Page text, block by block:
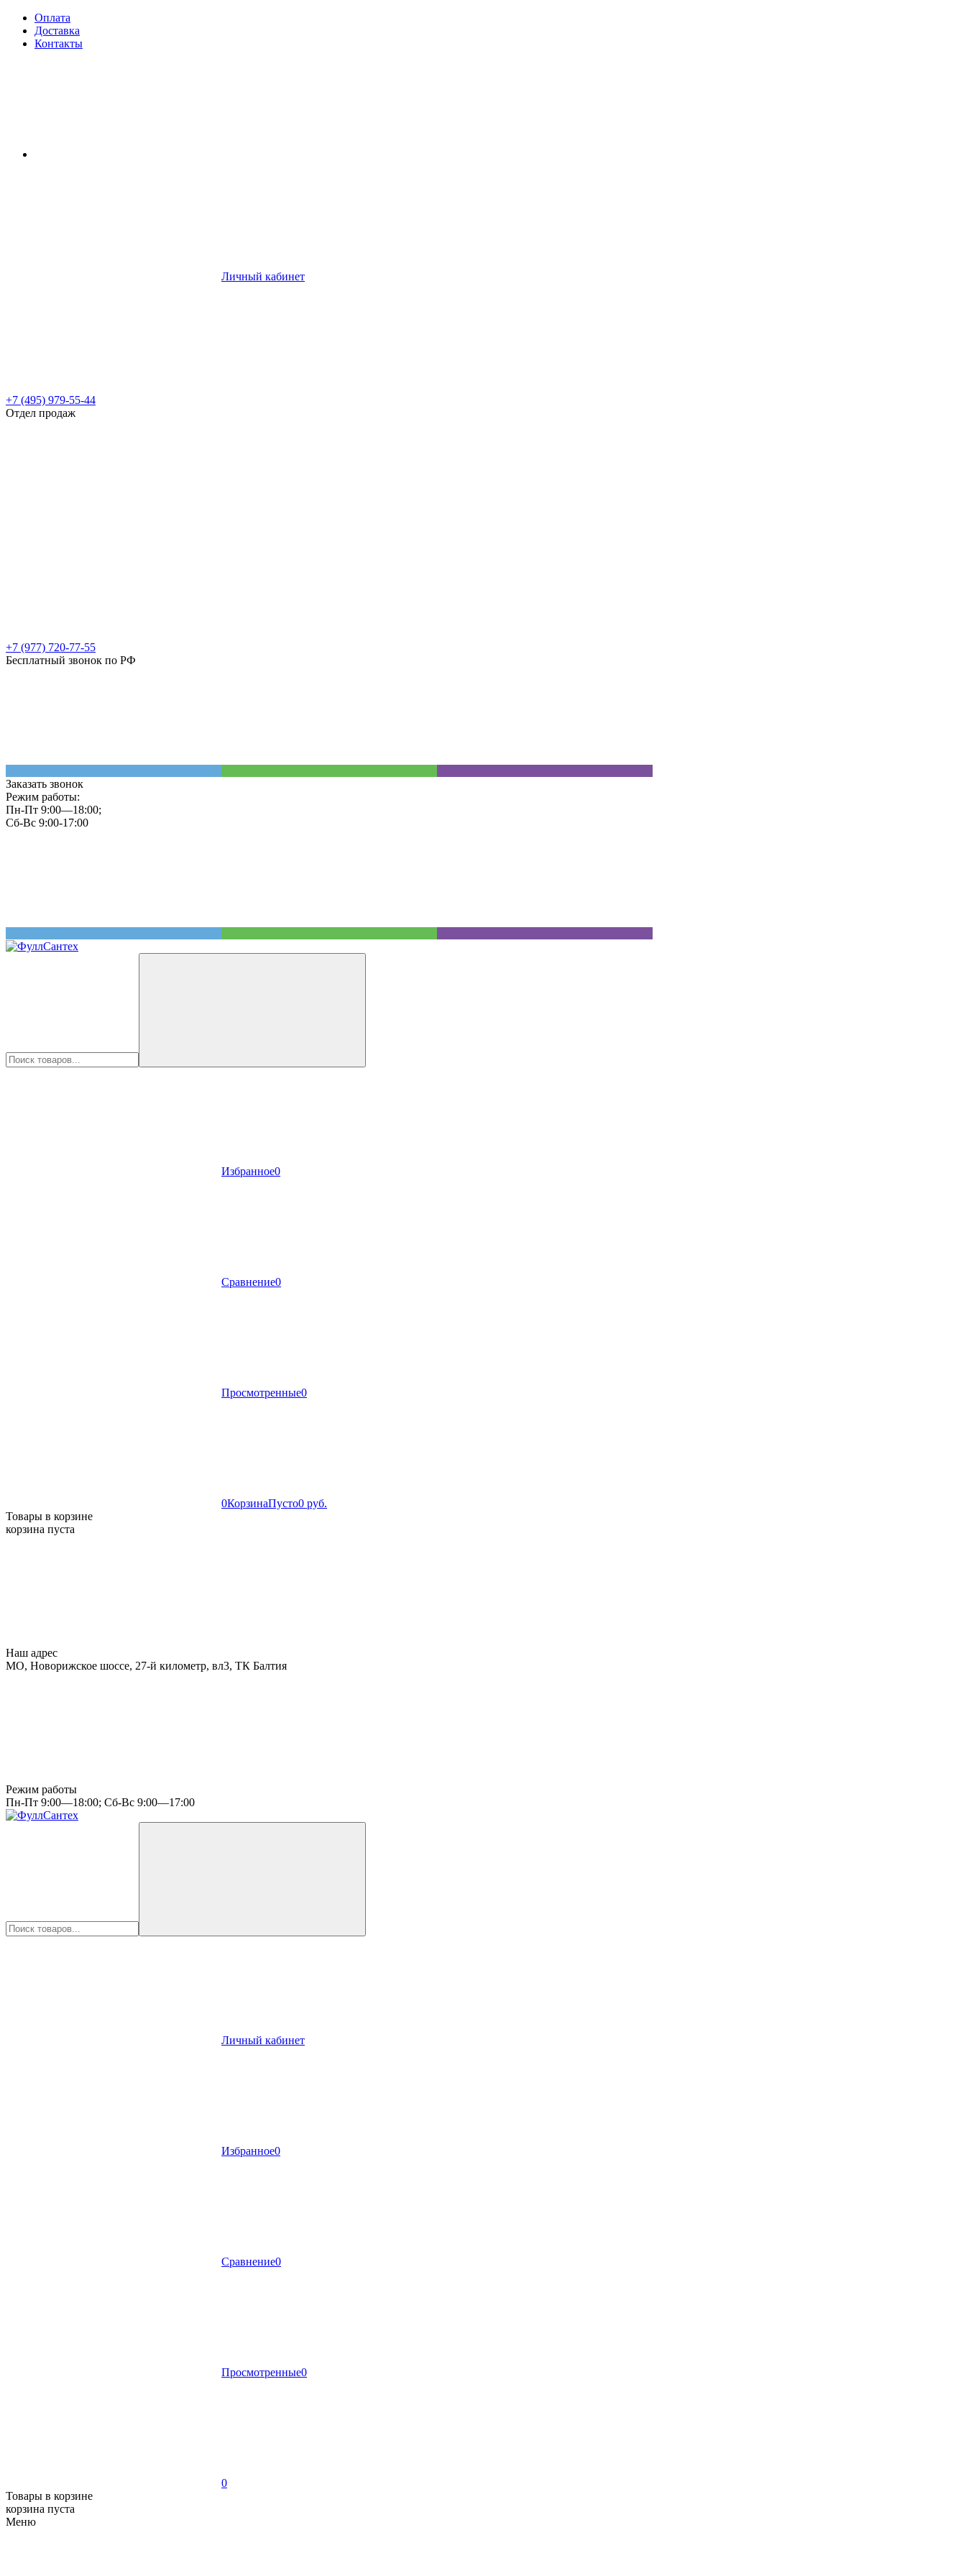
Оплата
Доставка
Контакты
Личный кабинет
+7 (495) 979-55-44
Отдел продаж
+7 (977) 720-77-55
Бесплатный звонок по РФ
Заказать звонок
Режим работы:
Пн-Пт 9:00—18:00;
Сб-Вс 9:00-17:00
Избранное0
Сравнение0
Просмотренные0
0КорзинаПусто0 руб.
Товары в корзине
корзина пуста
Наш адрес
МО, Новорижское шоссе, 27-й километр, вл3, ТК Балтия
Режим работы
Пн-Пт 9:00—18:00; Сб-Вс 9:00—17:00
Личный кабинет
Избранное0
Сравнение0
Просмотренные0
0
Товары в корзине
корзина пуста
Меню